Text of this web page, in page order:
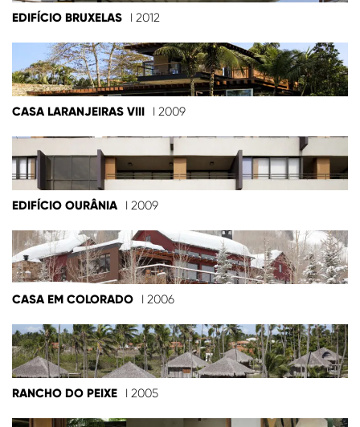
EDIFÍCIO BRUXELAS I 2012
CASA LARANJEIRAS VIII I 2009
EDIFÍCIO OURÂNIA I 2009
CASA EM COLORADO I 2006
RANCHO DO PEIXE I 2005